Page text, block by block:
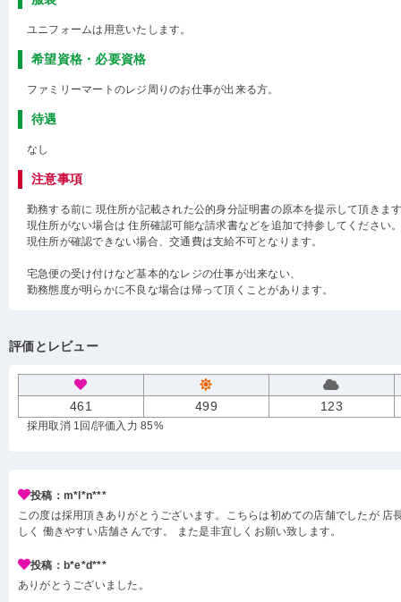
ユニフォームは用意いたします。
希望資格・必要資格
ファミリーマートのレジ周りのお仕事が出来る方。
待遇
なし
注意事項
勤務する前に 現住所が記載された公的身分証明書の原本を提示して頂きま
現住所がない場合は 住所確認可能な請求書などを追加で持参してください
現住所が確認できない場合、交通費は支給不可となります。
宅急便の受け付けなど基本的なレジの仕事が出来ない、
勤務態度が明らかに不良な場合は帰って頂くことがあります。
評価とレビュー
461 499 123
採用取消 1回 /評価入力 85%
投稿：m*l*n***
この度は採用頂きありがとうございます。こちらは初めての店舗でしたが 店
しく 働きやすい店舗さんです。 また是非宜しくお願い致します。
投稿：b*e*d***
ありがとうございました。